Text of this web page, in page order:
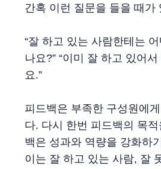
간혹 이런 질문을 들을 때가
“잘 하고 있는 사람한테는
나요?” “이미 잘 하고 있어
요.”
피드백은 부족한 구성원에
다. 다시 한번 피드백의 목
백은 성과와 역량을 강화하
이는 잘 하고 있는 사람, 잘